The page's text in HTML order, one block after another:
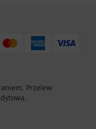
Przelew